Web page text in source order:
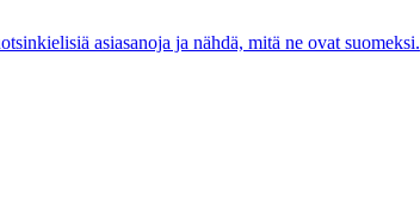
asiasanoja ja nähdä, mitä ne ovat suomeksi.